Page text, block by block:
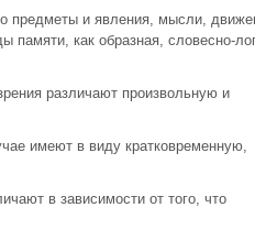
предметы и явления, мысли,
памяти, как образная, словесно-
различают произвольную и
имеют в виду кратковременную,
в зависимости от того, что